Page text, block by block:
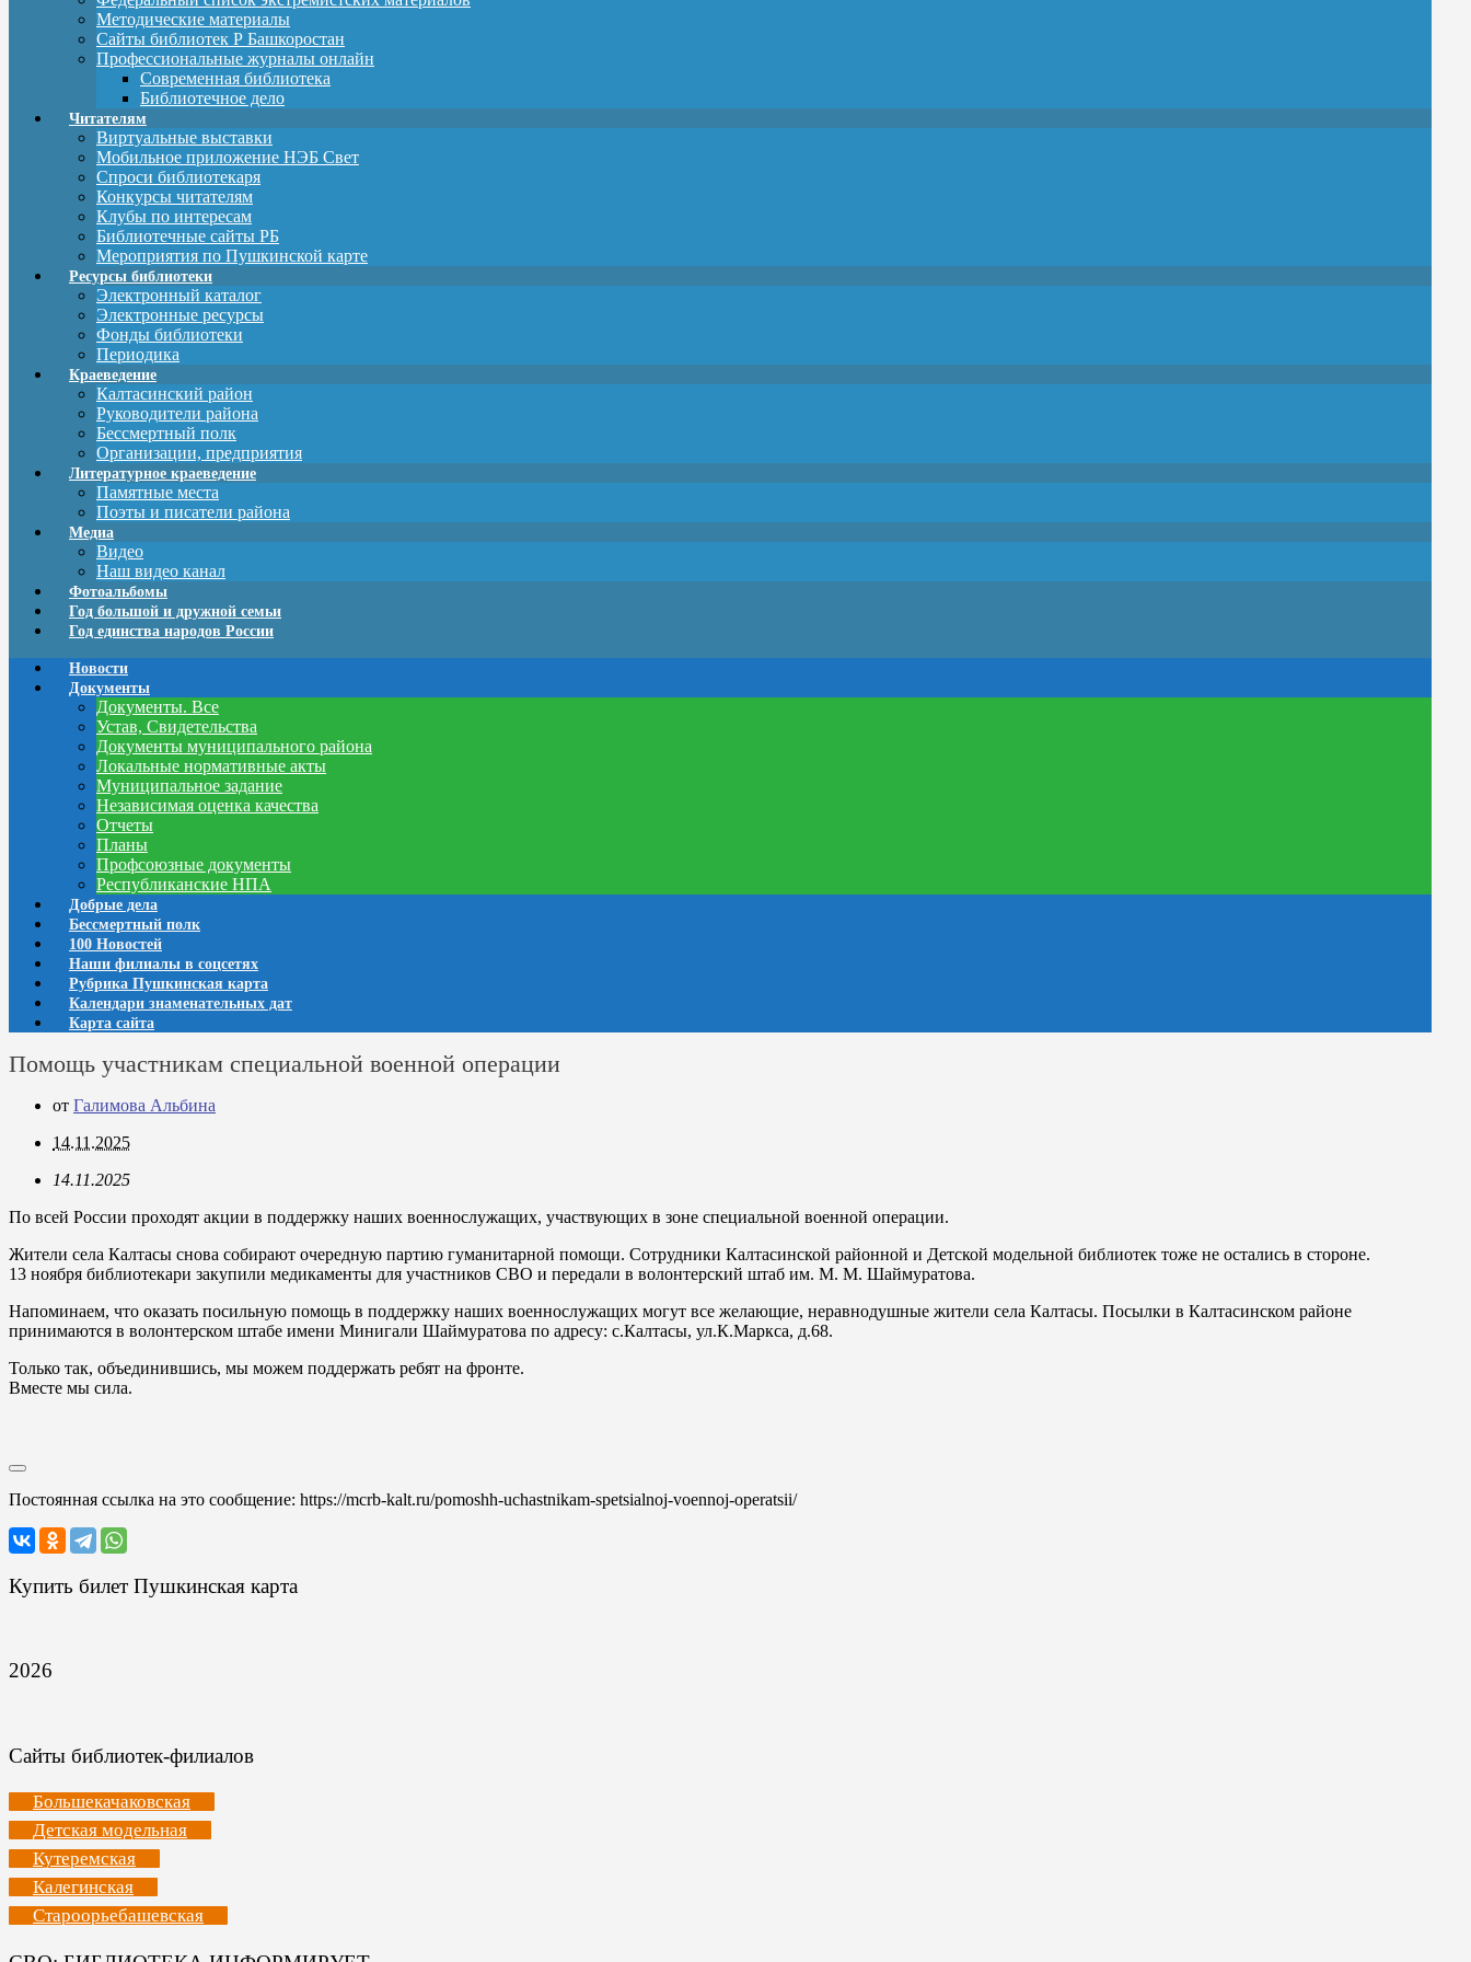
Методические материалы
Сайты библиотек Р Башкоростан
Профессиональные журналы онлайн
Современная библиотека
Библиотечное дело
Читателям
Виртуальные выставки
Мобильное приложение НЭБ Свет
Спроси библиотекаря
Конкурсы читателям
Клубы по интересам
Библиотечные сайты РБ
Мероприятия по Пушкинской карте
Ресурсы библиотеки
Электронный каталог
Электронные ресурсы
Фонды библиотеки
Периодика
Краеведение
Калтасинский район
Руководители района
Бессмертный полк
Организации, предприятия
Литературное краеведение
Памятные места
Поэты и писатели района
Медиа
Видео
Наш видео канал
Фотоальбомы
Год большой и дружной семьи
Год единства народов России
Новости
Документы
Документы. Все
Устав, Свидетельства
Документы муниципального района
Локальные нормативные акты
Муниципальное задание
Независимая оценка качества
Отчеты
Планы
Профсоюзные документы
Республиканские НПА
Добрые дела
Бессмертный полк
100 Новостей
Наши филиалы в соцсетях
Рубрика Пушкинская карта
Календари знаменательных дат
Карта сайта
Помощь участникам специальной военной операции
от Галимова Альбина
14.11.2025
14.11.2025
По всей России проходят акции в поддержку наших военнослужащих, участвующих в зоне специальной военной операции.
Жители села Калтасы снова собирают очередную партию гуманитарной помощи. Сотрудники Калтасинской районной и Детской модельной библиотек тоже не остались в стороне.
13 ноября библиотекари закупили медикаменты для участников СВО и передали в волонтерский штаб им. М. М. Шаймуратова.
Напоминаем, что оказать посильную помощь в поддержку наших военнослужащих могут все желающие, неравнодушные жители села Калтасы. Посылки в Калтасинском районе
принимаются в волонтерском штабе имени Минигали Шаймуратова по адресу: с.Калтасы, ул.К.Маркса, д.68.
Только так, объединившись, мы можем поддержать ребят на фронте.
Вместе мы сила.
Постоянная ссылка на это сообщение: https://mcrb-kalt.ru/pomoshh-uchastnikam-spetsialnoj-voennoj-operatsii/
Купить билет Пушкинская карта
2026
Сайты библиотек-филиалов
Большекачаковская
Детская модельная
Кутеремская
Калегинская
Староорьебашевская